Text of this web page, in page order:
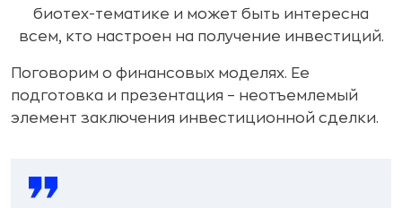
биотех-тематике и может быть интересна
всем, кто настроен на получение инвестиций.
Поговорим о финансовых моделях. Ее
подготовка и презентация – неотъемлемый
элемент заключения инвестиционной сделки.